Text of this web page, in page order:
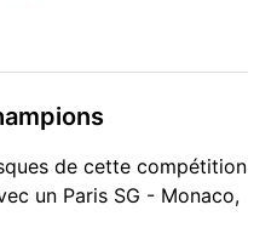
de cette compétition
un Paris SG - Monaco,